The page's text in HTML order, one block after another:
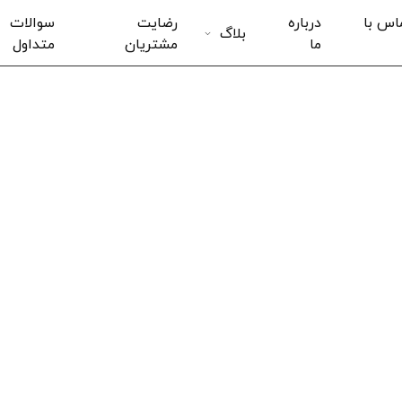
با
درباره
ما
بلاگ
رضایت
مشتریان
سوالات
متداول